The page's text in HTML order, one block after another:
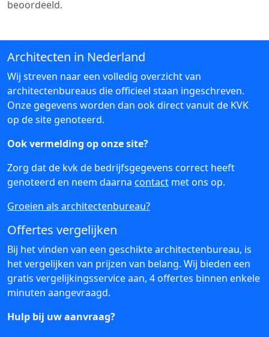
beoordeeld.
Architecten in Nederland
Wij streven naar een volledig overzicht van
architectenbureaus die officieel staan ingeschreven.
Onze gegevens worden dan ook direct vanuit de KVK
op de site genoteerd.
Ook vermelding op onze site?
Zorg dat de kvk de bedrijfsgegevens correct heeft
genoteerd en neem daarna contact met ons op.
Groeien als architectenbureau?
Offertes vergelijken
Bij het vinden van een geschikte architectenbureau, is
het vergelijken van prijzen van belang. Wij bieden een
gratis vergelijkingsservice aan, 4 offertes binnen enkele
minuten aangevraagd.
Hulp bij uw aanvraag?